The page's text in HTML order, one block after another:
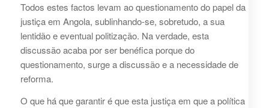
Todos estes factos levam ao questionamento do papel da
justiça em Angola, sublinhando-se, sobretudo, a sua
lentidão e eventual politização. Na verdade, esta
discussão acaba por ser benéfica porque do
questionamento, surge a discussão e a necessidade de
reforma.
O que há que garantir é que esta justiça em que a política